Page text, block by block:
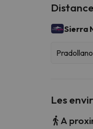
Sierra
Les
A